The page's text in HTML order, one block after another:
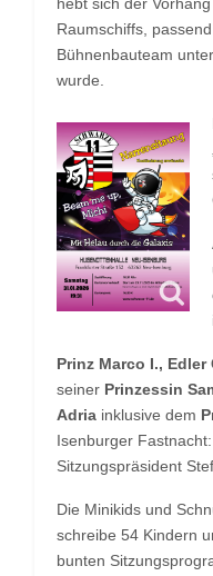
Raumschiffs, passend
Bühnenbauteam
wurde.
Prinz Marco I.,
seiner Prinzessin
Adria inklusive dem
Isenburger
Sitzungspräsident
Die Minikids und
schreibe 54 Kindern
bunten